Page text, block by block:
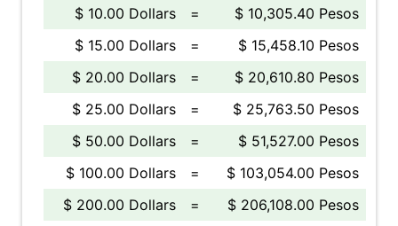
$ 10.00 Dollars
=
$ 10,305.40 Pesos
$ 15.00 Dollars
=
$ 15,458.10 Pesos
$ 20.00 Dollars
=
$ 20,610.80 Pesos
$ 25.00 Dollars
=
$ 25,763.50 Pesos
$ 50.00 Dollars
=
$ 51,527.00 Pesos
$ 100.00 Dollars
=
$ 103,054.00 Pesos
$ 200.00 Dollars
=
$ 206,108.00 Pesos